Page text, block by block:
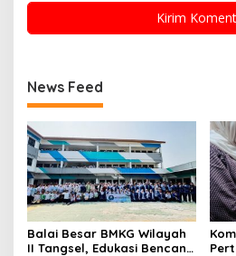
News Feed
Balai Besar BMKG Wilayah
II Tangsel, Edukasi Bencana